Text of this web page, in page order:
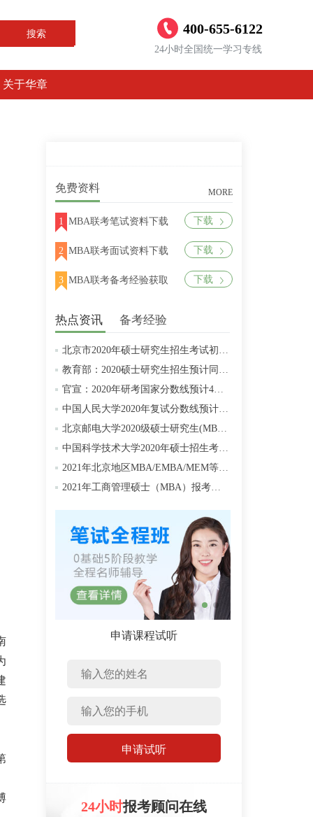
搜索 400-655-6122
24小时全国统一学习专线
关于华章
免费资料 MORE
1 MBA联考笔试资料下载 下载
2 MBA联考面试资料下载 下载
3 MBA联考备考经验获取 下载
热点资讯 备考经验
北京市2020年硕士研究生招生考试初试成绩查询及复查复核的公告
教育部：2020硕士研究生招生预计同比增加18.9万人
官宣：2020年研考国家分数线预计4月中旬左右公布
中国人民大学2020年复试分数线预计将于4月中旬左右公布
北京邮电大学2020级硕士研究生(MBA/MPAcc/MPA等)学费标准
中国科学技术大学2020年硕士招生考试复试分数线预4月中旬公布
2021年北京地区MBA/EMBA/MEM等管理类联考提前批面试汇总
2021年工商管理硕士（MBA）报考条件
申请课程试听
申请试听
24小时报考顾问在线